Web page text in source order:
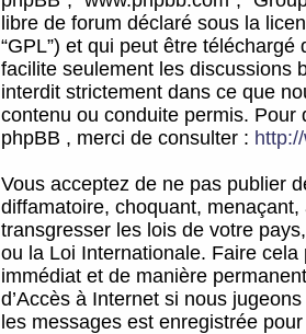
libre de forum déclaré sous la
“GPL”) et qui peut être téléchargé
facilite seulement les discussions
interdit strictement dans ce que
contenu ou conduite permis.
phpBB , merci de consulter :
Vous acceptez de ne pas publier
diffamatoire, choquant,
transgresser les lois de votre
ou la Loi Internationale. Faire
immédiat et de manière
d’Accès à Internet si nous
les messages est enregistrée